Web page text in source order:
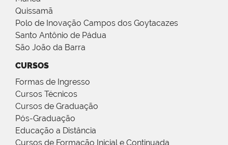
Quissamã
Polo de Inovação Campos dos Goytacazes
Santo Antônio de Pádua
São João da Barra
CURSOS
Formas de Ingresso
Cursos Técnicos
Cursos de Graduação
Pós-Graduação
Educação a Distância
Cursos de Formação Inicial e Continuada